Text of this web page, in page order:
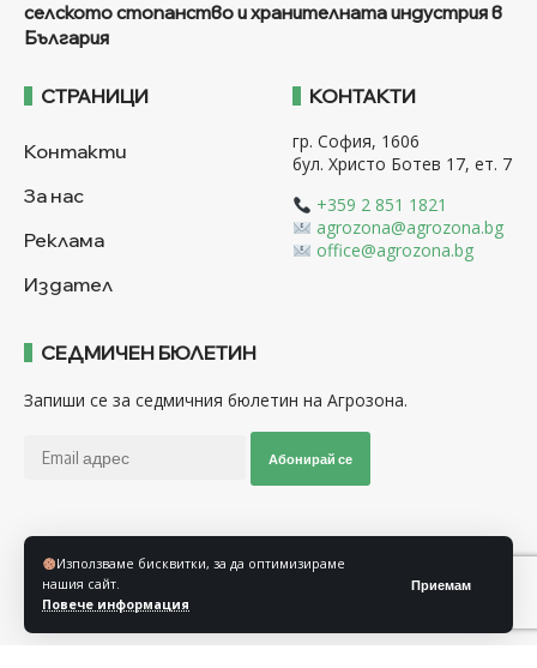
Използваме бисквитки, за да оптимизираме
нашия сайт.
Повече информация
Приемам
селското стопанство и хранителната индустрия в
България
СТРАНИЦИ
Контакти
За нас
Реклама
Издател
КОНТАКТИ
гр. София, 1606
бул. Христо Ботев 17, ет. 7
+359 2 851 1821
agrozona@agrozona.bg
office@agrozona.bg
СЕДМИЧЕН БЮЛЕТИН
Запиши се за седмичния бюлетин на Агрозона.
Абонирай се
Последвайте ни